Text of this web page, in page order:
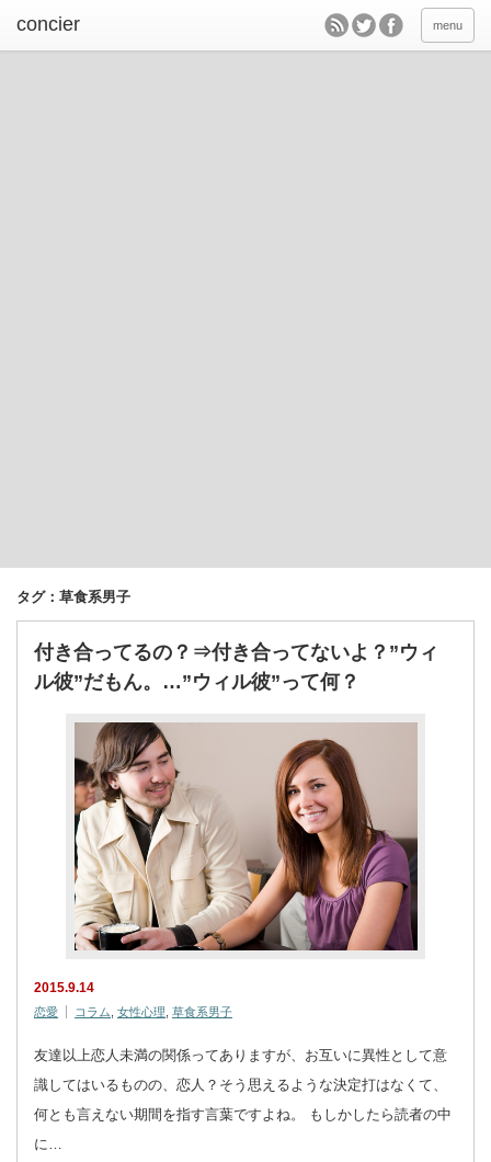
concier menu
タグ：草食系男子
付き合ってるの？⇒付き合ってないよ？”ウィ
ル彼”だもん。…”ウィル彼”って何？
2015.9.14
恋愛 コラム 女性心理 草食系男子
友達以上恋人未満の関係ってありますが、お互いに異性として意
識してはいるものの、恋人？そう思えるような決定打はなくて、
何とも言えない期間を指す言葉ですよね。 もしかしたら読者の中
に…